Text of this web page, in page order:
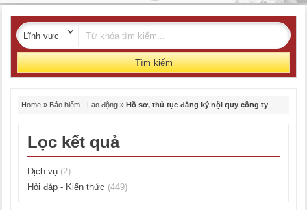
Tìm kiếm
Home » Bảo hiểm - Lao động » Hồ sơ, thủ tục đăng ký nội quy công ty
Lọc kết quả
Dịch vụ (2)
Hỏi đáp - Kiến thức (449)